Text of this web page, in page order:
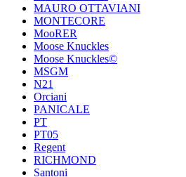
MAURO OTTAVIANI
MONTECORE
MooRER
Moose Knuckles
Moose Knuckles©️
MSGM
N21
Orciani
PANICALE
PT
PT05
Regent
RICHMOND
Santoni